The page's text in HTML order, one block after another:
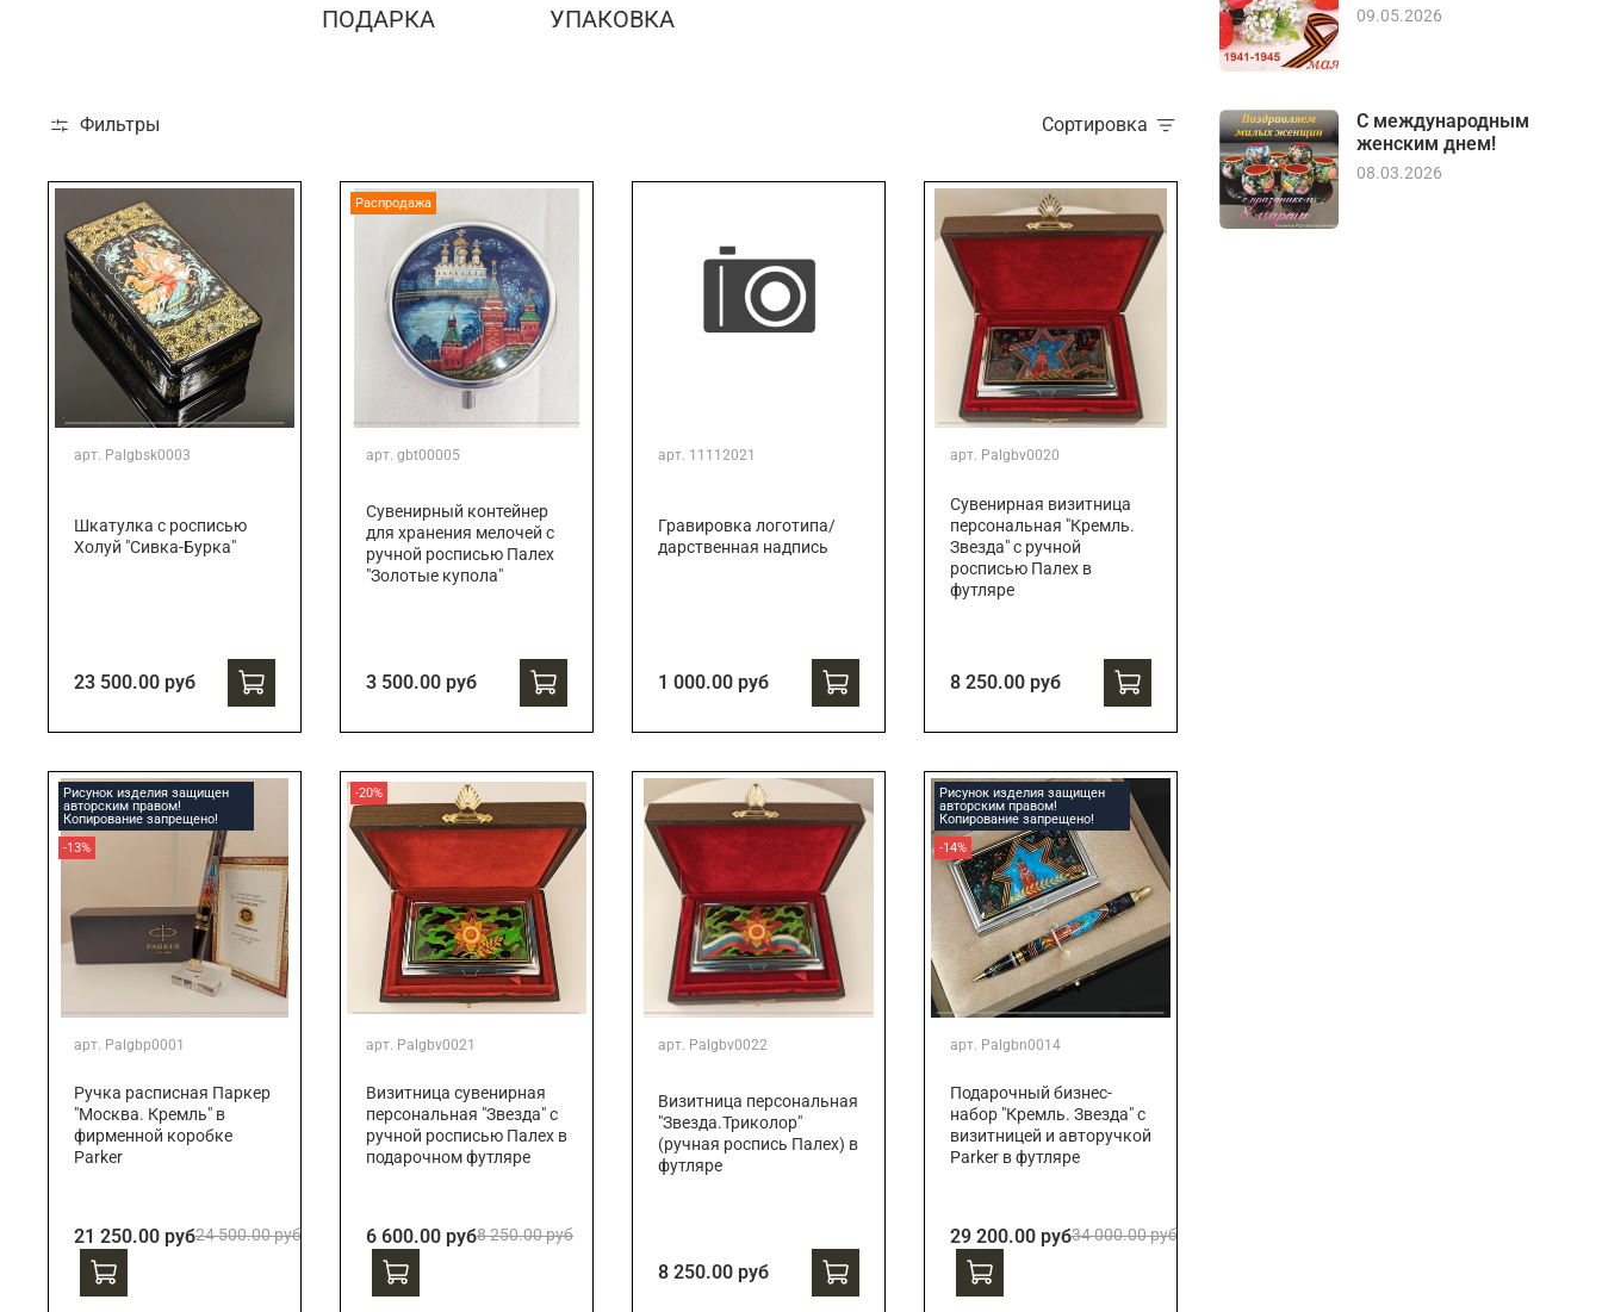
ПОДАРКА
УПАКОВКА
Фильтры Сортировка
арт. Palgbsk0003
Шкатулка с росписью
Холуй "Сивка-Бурка"
23 500.00 руб
Распродажа
арт. gbt00005
Сувенирный контейнер
для хранения мелочей с
ручной росписью Палех
"Золотые купола"
3 500.00 руб
арт. 11112021
Гравировка логотипа/
дарственная надпись
1 000.00 руб
арт. Palgbv0020
Сувенирная визитница
персональная "Кремль.
Звезда" с ручной
росписью Палех в
футляре
8 250.00 руб
Рисунок изделия защищен
авторским правом!
Копирование запрещено!
-13%
арт. Palgbp0001
Ручка расписная Паркер
"Москва. Кремль" в
фирменной коробке
Parker
21 250.00 руб24 500.00 руб
-20%
арт. Palgbv0021
Визитница сувенирная
персональная "Звезда" с
ручной росписью Палех в
подарочном футляре
6 600.00 руб8 250.00 руб
арт. Palgbv0022
Визитница персональная
"Звезда.Триколор"
(ручная роспись Палех) в
футляре
8 250.00 руб
Рисунок изделия защищен
авторским правом!
Копирование запрещено!
-14%
арт. Palgbn0014
Подарочный бизнес-
набор "Кремль. Звезда" с
визитницей и авторучкой
Parker в футляре
29 200.00 руб34 000.00 руб
09.05.2026
С международным
женским днем!
08.03.2026